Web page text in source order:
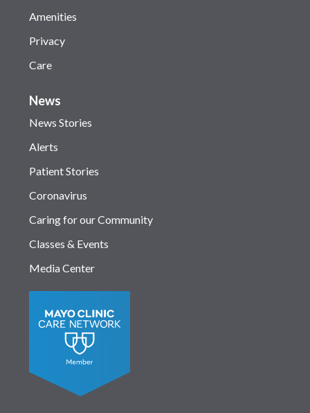
Amenities
Privacy
Care
News
News Stories
Alerts
Patient Stories
Coronavirus
Caring for our Community
Classes & Events
Media Center